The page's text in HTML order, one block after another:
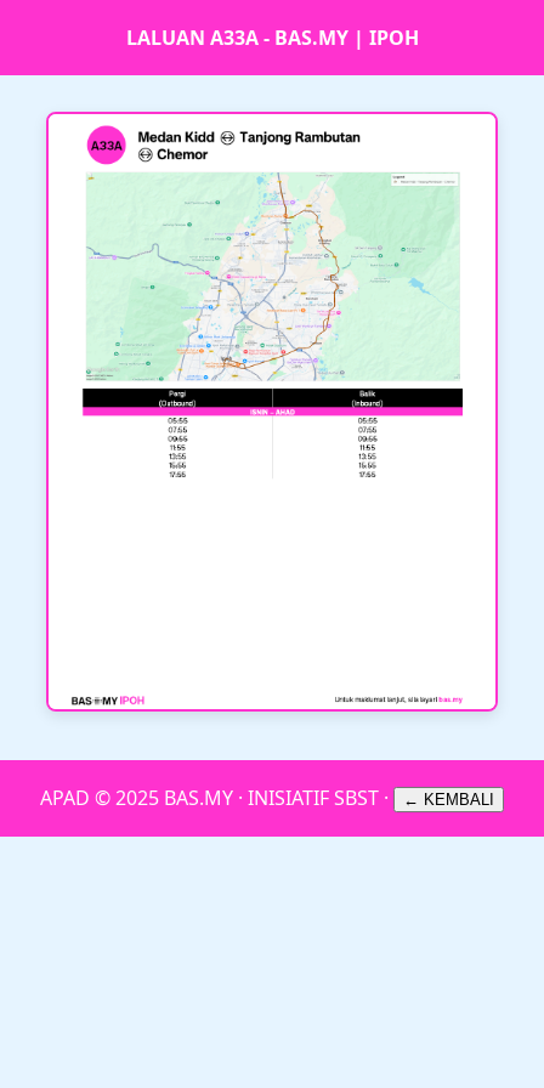
LALUAN A33A - BAS.MY | IPOH
APAD © 2025 BAS.MY · INISIATIF SBST · ← KEMBALI